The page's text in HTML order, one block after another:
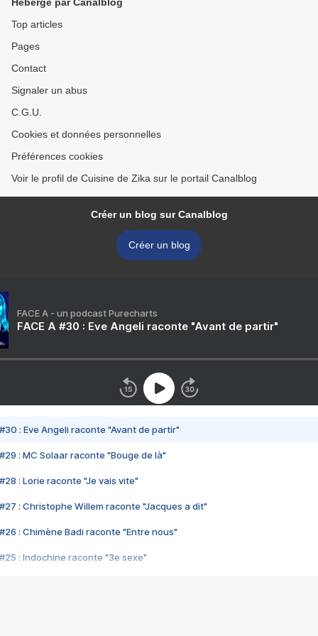
Top articles
Pages
Contact
Signaler un abus
C.G.U.
Cookies et données personnelles
Préférences cookies
Voir le profil de Cuisine de Zika sur le portail Canalblog
Créer un blog sur Canalblog
Créer un blog
FACE A - un podcast Purecharts
FACE A #30 : Eve Angeli raconte "Avant de partir"
#30 : Eve Angeli raconte "Avant de partir"
#29 : MC Solaar raconte "Bouge de là"
#28 : Lorie raconte "Je vais vite"
#27 : Christophe Willem raconte "Jacques a dit"
#26 : Chimène Badi raconte "Entre nous"
#25 : Indochine raconte "3e sexe"